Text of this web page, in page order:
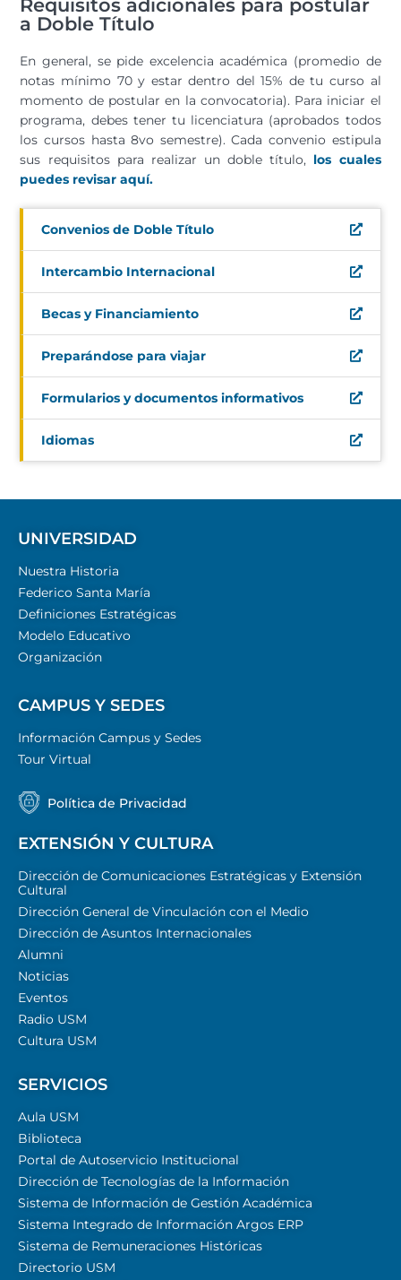
Requisitos adicionales para postular
a Doble Título
En general, se pide excelencia académica (promedio de
notas mínimo 70 y estar dentro del 15% de tu curso al
momento de postular en la convocatoria). Para iniciar el
programa, debes tener tu licenciatura (aprobados todos
los cursos hasta 8vo semestre). Cada convenio estipula
sus requisitos para realizar un doble título, los cuales
puedes revisar aquí.
Convenios de Doble Título
Intercambio Internacional
Becas y Financiamiento
Preparándose para viajar
Formularios y documentos informativos
Idiomas
UNIVERSIDAD
Nuestra Historia
Federico Santa María
Definiciones Estratégicas
Modelo Educativo
Organización
CAMPUS Y SEDES
Información Campus y Sedes
Tour Virtual
Política de Privacidad
EXTENSIÓN Y CULTURA
Dirección de Comunicaciones Estratégicas y Extensión
Cultural
Dirección General de Vinculación con el Medio
Dirección de Asuntos Internacionales
Alumni
Noticias
Eventos
Radio USM
Cultura USM
SERVICIOS
Aula USM
Biblioteca
Portal de Autoservicio Institucional
Dirección de Tecnologías de la Información
Sistema de Información de Gestión Académica
Sistema Integrado de Información Argos ERP
Sistema de Remuneraciones Históricas
Directorio USM